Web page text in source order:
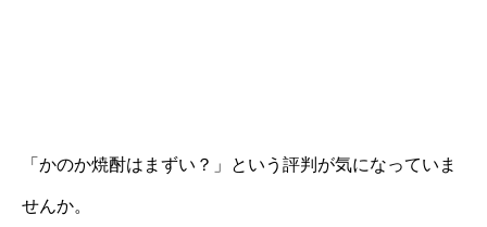
「かのか焼酎はまずい？」という評判が気になっていま
せんか。